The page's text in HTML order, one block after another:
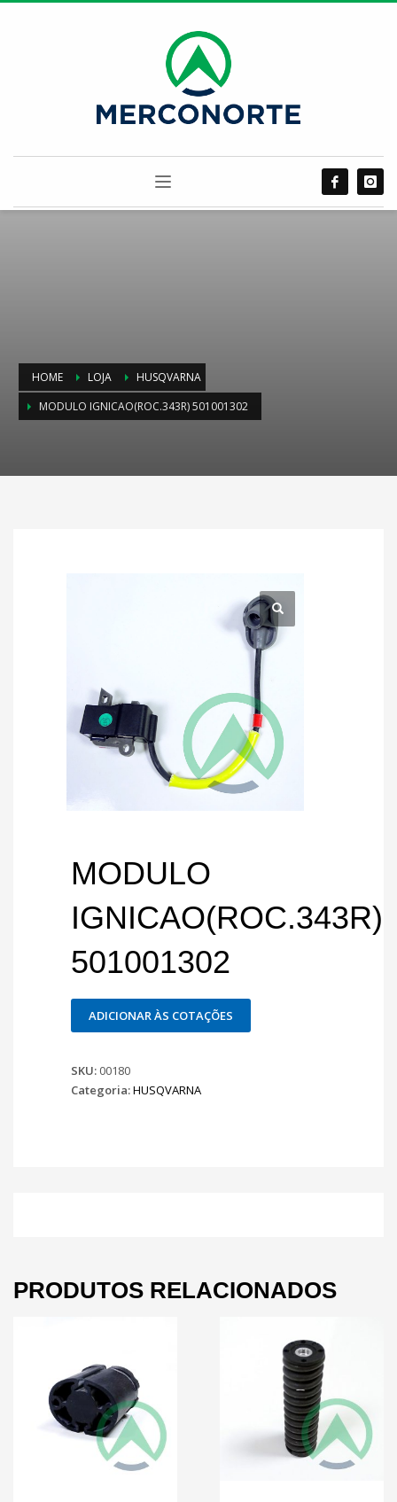
HOME LOJA
HUSQVARNA
MODULO IGNICAO(ROC.343R) 501001302
MODULO
IGNICAO(ROC.343R)
501001302
ADICIONAR ÀS COTAÇÕES
SKU: 00180
Categoria:HUSQVARNA
PRODUTOS RELACIONADOS